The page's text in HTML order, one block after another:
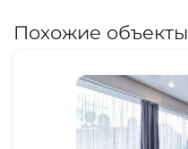
Похожие объекты